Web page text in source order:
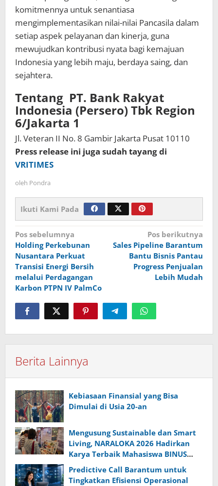
komitmennya untuk senantiasa
mengimplementasikan nilai-nilai Pancasila dalam
setiap aspek pelayanan dan kinerja, guna
mewujudkan kontribusi nyata bagi kemajuan
Indonesia yang lebih maju, berdaya saing, dan
sejahtera.
Tentang PT. Bank Rakyat
Indonesia (Persero) Tbk Region
6/Jakarta 1
Jl. Veteran II No. 8 Gambir Jakarta Pusat 10110
Press release ini juga sudah tayang di
VRITIMES
oleh Pondra
Ikuti Kami Pada
Navigasi
pos
Pos sebelumnya
Holding Perkebunan
Nusantara Perkuat
Transisi Energi Bersih
melalui Perdagangan
Karbon PTPN IV PalmCo
Pos berikutnya
Sales Pipeline Barantum
Bantu Bisnis Pantau
Progress Penjualan
Lebih Mudah
Berita Lainnya
Kebiasaan Finansial yang Bisa
Dimulai di Usia 20-an
Mengusung Sustainable dan Smart
Living, NARALOKA 2026 Hadirkan
Karya Terbaik Mahasiswa BINUS
@Malang
Predictive Call Barantum untuk
Tingkatkan Efisiensi Operasional